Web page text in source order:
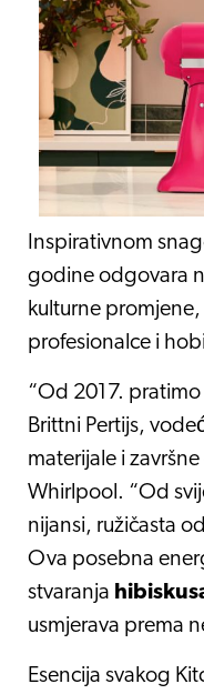
Inspirativnom
godine odgovara
kulturne
profesionalce i
“Od 2017. pratimo
Brittni Pertijs,
materijale i
Whirlpool. “Od
nijansi, ružičasta
Ova posebna
stvaranja
usmjerava prema
Esencija svakog